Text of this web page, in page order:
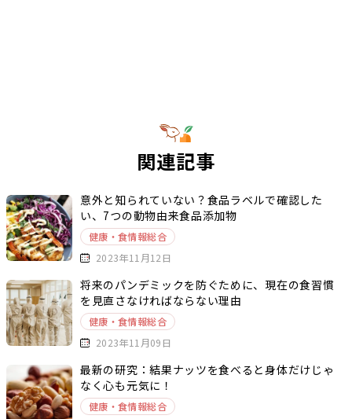
関連記事
意外と知られていない？食品ラベルで確認した
い、7つの動物由来食品添加物
健康・食情報総合
2023年11月12日
将来のパンデミックを防ぐために、現在の食習慣
を見直さなければならない理由
健康・食情報総合
2023年11月09日
最新の研究：結果ナッツを食べると身体だけじゃ
なく心も元気に！
健康・食情報総合